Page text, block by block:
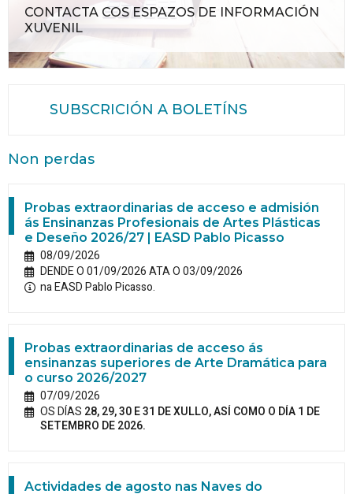
CONTACTA COS ESPAZOS DE INFORMACIÓN
XUVENIL
SUBSCRICIÓN A BOLETÍNS
Non perdas
Probas extraordinarias de acceso e admisión
ás Ensinanzas Profesionais de Artes Plásticas
e Deseño 2026/27 | EASD Pablo Picasso
08/09/2026
DENDE O 01/09/2026 ATA O 03/09/2026
na EASD Pablo Picasso.
Probas extraordinarias de acceso ás
ensinanzas superiores de Arte Dramática para
o curso 2026/2027
07/09/2026
OS DÍAS 28, 29, 30 E 31 DE XULLO, ASÍ COMO O DÍA 1 DE
SETEMBRO DE 2026.
Actividades de agosto nas Naves do